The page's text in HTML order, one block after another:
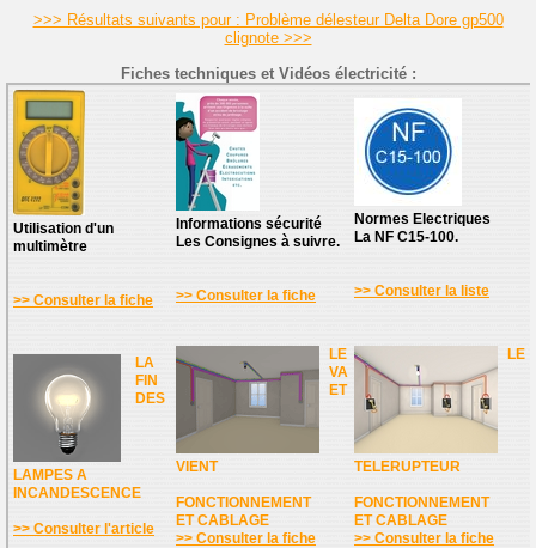
>>> Résultats suivants pour : Problème délesteur Delta Dore gp500
clignote >>>
Fiches techniques et Vidéos électricité :
Utilisation d'un
multimètre
>> Consulter la fiche
Informations sécurité
Les Consignes à suivre.
>> Consulter la fiche
Normes Electriques
La NF C15-100.
>> Consulter la liste
LA
FIN
DES
LAMPES A
INCANDESCENCE
>> Consulter l'article
LE
VA
ET
VIENT
FONCTIONNEMENT
ET CABLAGE
>> Consulter la fiche
LE
TELERUPTEUR
FONCTIONNEMENT
ET CABLAGE
>> Consulter la fiche